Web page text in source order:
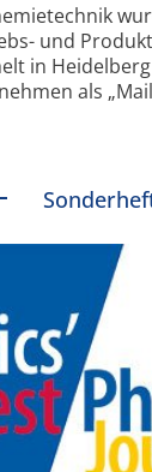
und
in
als